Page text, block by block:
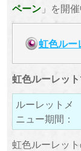
ペーン」を開
虹色ルー
虹色ルーレッ
ルーレットメ
ニュー期間：
虹色ルーレッ